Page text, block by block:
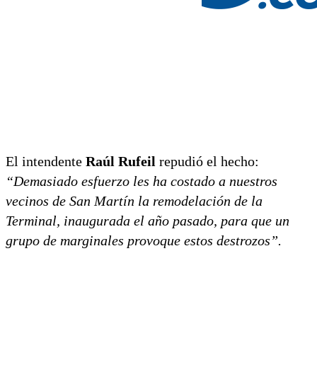
El intendente Raúl Rufeil repudió el hecho:
“Demasiado esfuerzo les ha costado a nuestros
vecinos de San Martín la remodelación de la
Terminal, inaugurada el año pasado, para que un
grupo de marginales provoque estos destrozos”.